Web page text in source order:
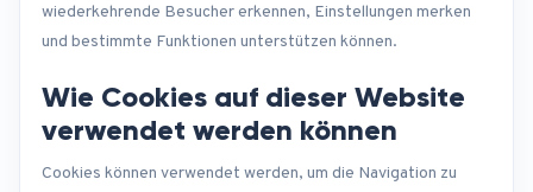
wiederkehrende Besucher erkennen, Einstellungen merken
und bestimmte Funktionen unterstützen können.
Wie Cookies auf dieser Website
verwendet werden können
Cookies können verwendet werden, um die Navigation zu